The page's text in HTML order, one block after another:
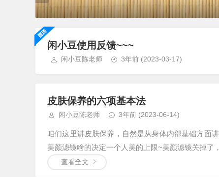
闲小豆使用反馈~~~
闲小豆陈老师 3年前 (2023-03-17)
皮肤保养的六项基本法
闲小豆陈老师 3年前 (2023-06-14)
咱们这里讲皮肤保养，自然是从身体内部基础方面
美颜滤镜啥的决定一个人美的上限~美颜滤镜关掉
查看全文